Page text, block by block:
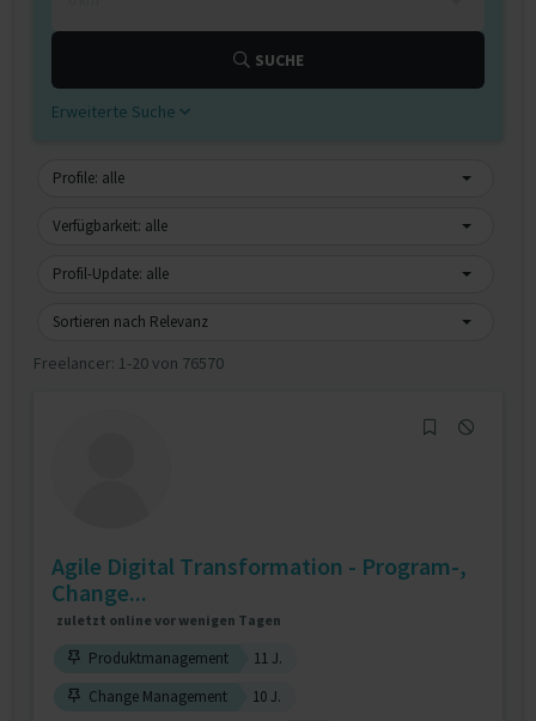
SUCHE
Erweiterte Suche
Profile: alle
Verfügbarkeit: alle
Profil-Update: alle
Sortieren nach Relevanz
Freelancer: 1-20 von 76570
Agile Digital Transformation - Program-,
Change...
zuletzt online vor wenigen Tagen
Produktmanagement
11 J.
Change Management
10 J.